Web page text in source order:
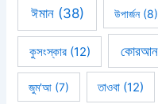
ঈমান(38) উপার্জন(8)
কুসংস্কার(12) কোরআন
জুম'আ (7) তাওবা (12)